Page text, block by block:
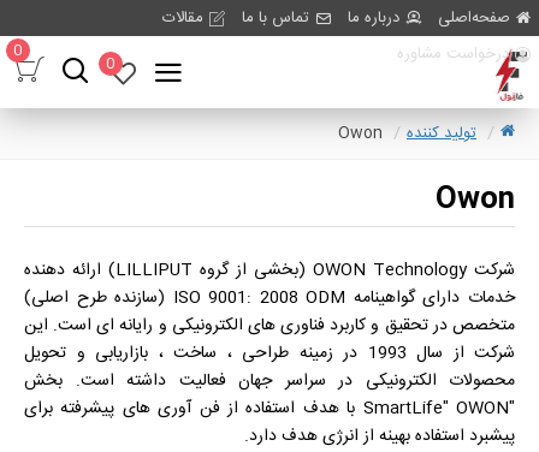
صفحه‌اصلی درباره ما تماس با ما
مقالات
درخواست مشاوره
0
0
تولید کننده Owon
Owon
شرکت OWON Technology (بخشی از گروه LILLIPUT) ارائه دهنده
خدمات دارای گواهینامه ISO 9001: 2008 ODM (سازنده طرح اصلی)
متخصص در تحقیق و کاربرد فناوری های الکترونیکی و رایانه ای است. این
شرکت از سال 1993 در زمینه طراحی ، ساخت ، بازاریابی و تحویل
محصولات الکترونیکی در سراسر جهان فعالیت داشته است. بخش
"SmartLife" OWON با هدف استفاده از فن آوری های پیشرفته برای
پیشبرد استفاده بهینه از انرژی هدف دارد.